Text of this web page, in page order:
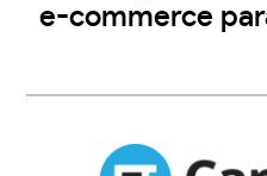
e-commerce